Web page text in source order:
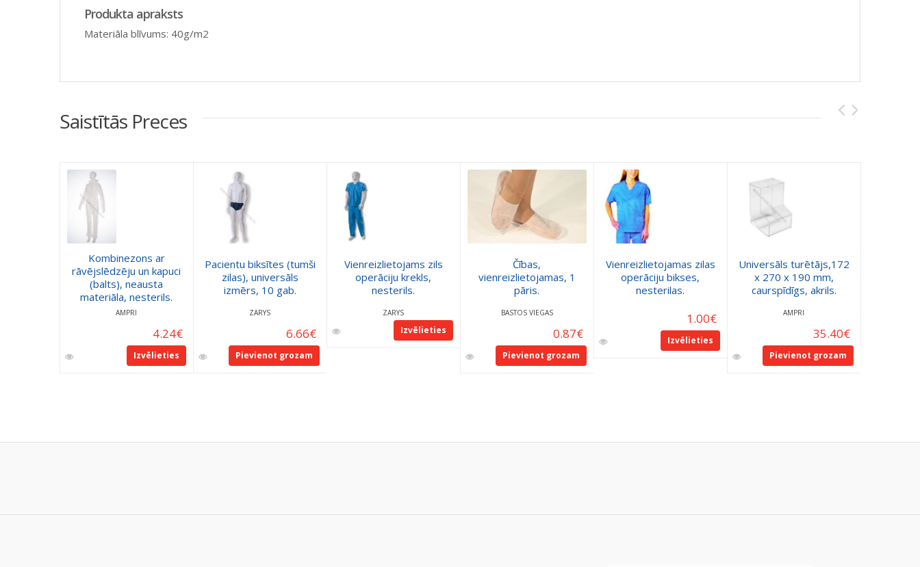
Produkta apraksts
Materiāla blīvums: 40g/m2
Saistītās Preces
Kombinezons ar
rāvējslēdzēju un kapuci
(balts), neausta
materiāla, nesterils.
AMPRI
4.24€
Izvēlieties
Pacientu biksītes (tumši
zilas), universāls
izmērs, 10 gab.
ZARYS
6.66€
Pievienot grozam
Vienreizlietojams zils
operāciju krekls,
nesterils.
ZARYS
Izvēlieties
Čības,
vienreizlietojamas, 1
pāris.
BASTOS VIEGAS
0.87€
Pievienot grozam
Vienreizlietojamas zilas
operāciju bikses,
nesterilas.
1.00€
Izvēlieties
Universāls turētājs,172
x 270 x 190 mm,
caurspīdīgs, akrils.
AMPRI
35.40€
Pievienot grozam